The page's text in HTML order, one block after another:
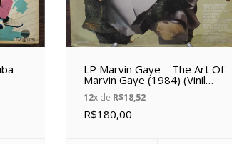
LP Marvin Gaye – The Art Of
Marvin Gaye (1984) (Vinil
usado)
12x de R$18,52
R$180,00